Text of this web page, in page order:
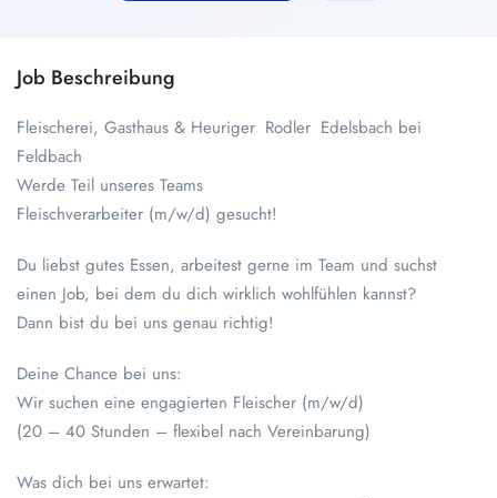
Job Beschreibung
Fleischerei, Gasthaus & Heuriger Rodler Edelsbach bei
Feldbach
Werde Teil unseres Teams
Fleischverarbeiter (m/w/d) gesucht!
Du liebst gutes Essen, arbeitest gerne im Team und suchst
einen Job, bei dem du dich wirklich wohlfühlen kannst?
Dann bist du bei uns genau richtig!
Deine Chance bei uns:
Wir suchen eine engagierten Fleischer (m/w/d)
(20 – 40 Stunden – flexibel nach Vereinbarung)
Was dich bei uns erwartet: